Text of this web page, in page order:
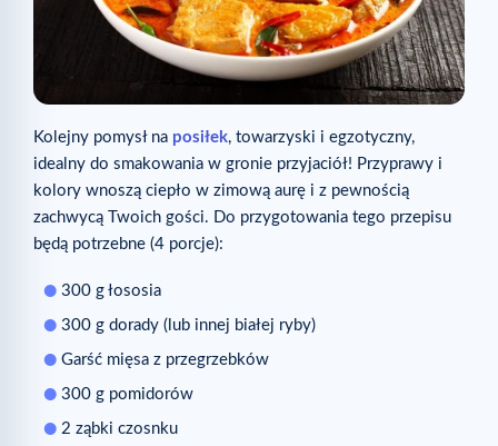
Kolejny pomysł na posiłek, towarzyski i egzotyczny,
idealny do smakowania w gronie przyjaciół! Przyprawy i
kolory wnoszą ciepło w zimową aurę i z pewnością
zachwycą Twoich gości. Do przygotowania tego przepisu
będą potrzebne (4 porcje):
300 g łososia
300 g dorady (lub innej białej ryby)
Garść mięsa z przegrzebków
300 g pomidorów
2 ząbki czosnku